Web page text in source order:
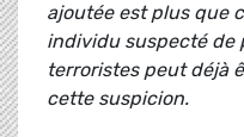
ajoutée est plus que
individu suspecté de
terroristes peut déjà
cette suspicion.